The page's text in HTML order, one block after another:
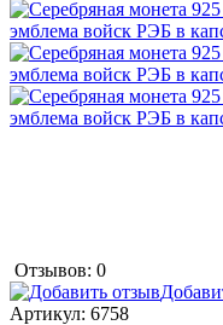
Отзывов: 0
Артикул: 6758